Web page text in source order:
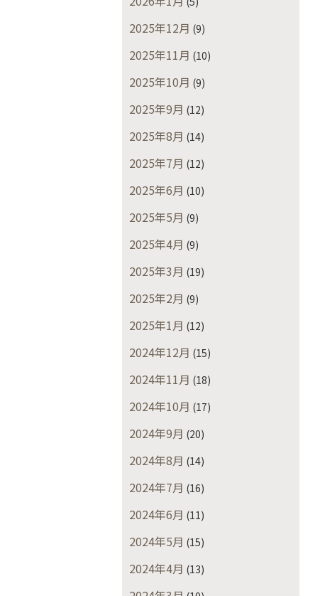
2025年12月 (9)
2025年11月 (10)
2025年10月 (9)
2025年9月 (12)
2025年8月 (14)
2025年7月 (12)
2025年6月 (10)
2025年5月 (9)
2025年4月 (9)
2025年3月 (19)
2025年2月 (9)
2025年1月 (12)
2024年12月 (15)
2024年11月 (18)
2024年10月 (17)
2024年9月 (20)
2024年8月 (14)
2024年7月 (16)
2024年6月 (11)
2024年5月 (15)
2024年4月 (13)